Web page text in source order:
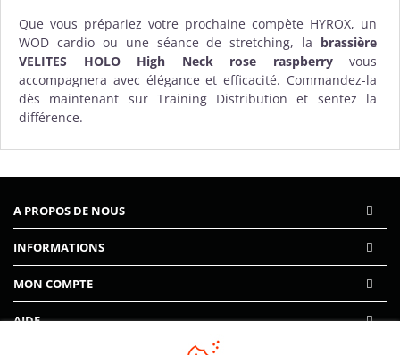
Que vous prépariez votre prochaine compète HYROX, un
WOD cardio ou une séance de stretching, la brassière
VELITES HOLO High Neck rose raspberryvous
accompagnera avec élégance et efficacité. Commandez-la
dès maintenant sur Training Distribution et sentez la
différence.
A PROPOS DE NOUS
INFORMATIONS
MON COMPTE
AIDE